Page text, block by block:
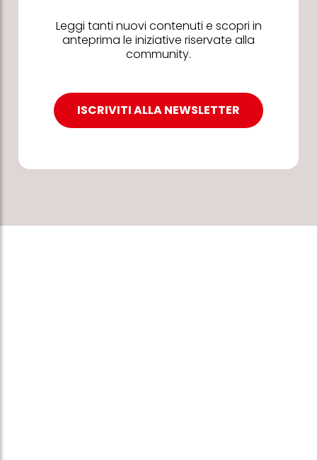
Leggi tanti nuovi contenuti e scopri in
anteprima le iniziative riservate alla
community.
ISCRIVITI ALLA NEWSLETTER